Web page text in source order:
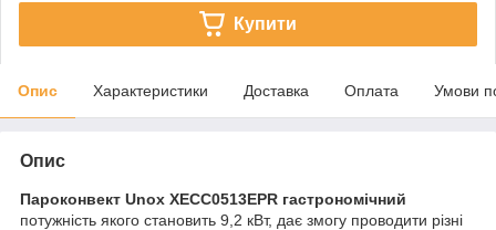
Купити
Опис Характеристики Доставка Оплата Умови
Опис
Пароконвект Unox XECC0513EPR гастрономічний
потужність якого становить 9,2 кВт, дає змогу проводити різні